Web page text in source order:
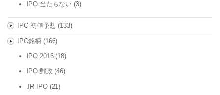
IPO 当たらない (3)
IPO 初値予想 (133)
IPO銘柄 (166)
IPO 2016 (18)
IPO 郵政 (46)
JR IPO (21)